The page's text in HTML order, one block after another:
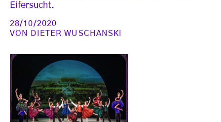
Eifersucht.
28/10/2020
VON
DIETER WUSCHANSKI